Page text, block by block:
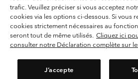
Conditions d'utilisation - Membres
Conditions D'utilisation - Contenu généré par
Cookies
Service client: Lun - sam de 9h à 13h et de 14h
trafic. Veuillez préciser si vous acceptez
cookies via les options ci-dessous. Si vous
cookies strictement nécessaires au
seront tout de même utilisés. Cliquez ici
consulter notre Déclaration complète sur
J’accepte
Belgium-English
Belgium-Français
Belgium-Dutch